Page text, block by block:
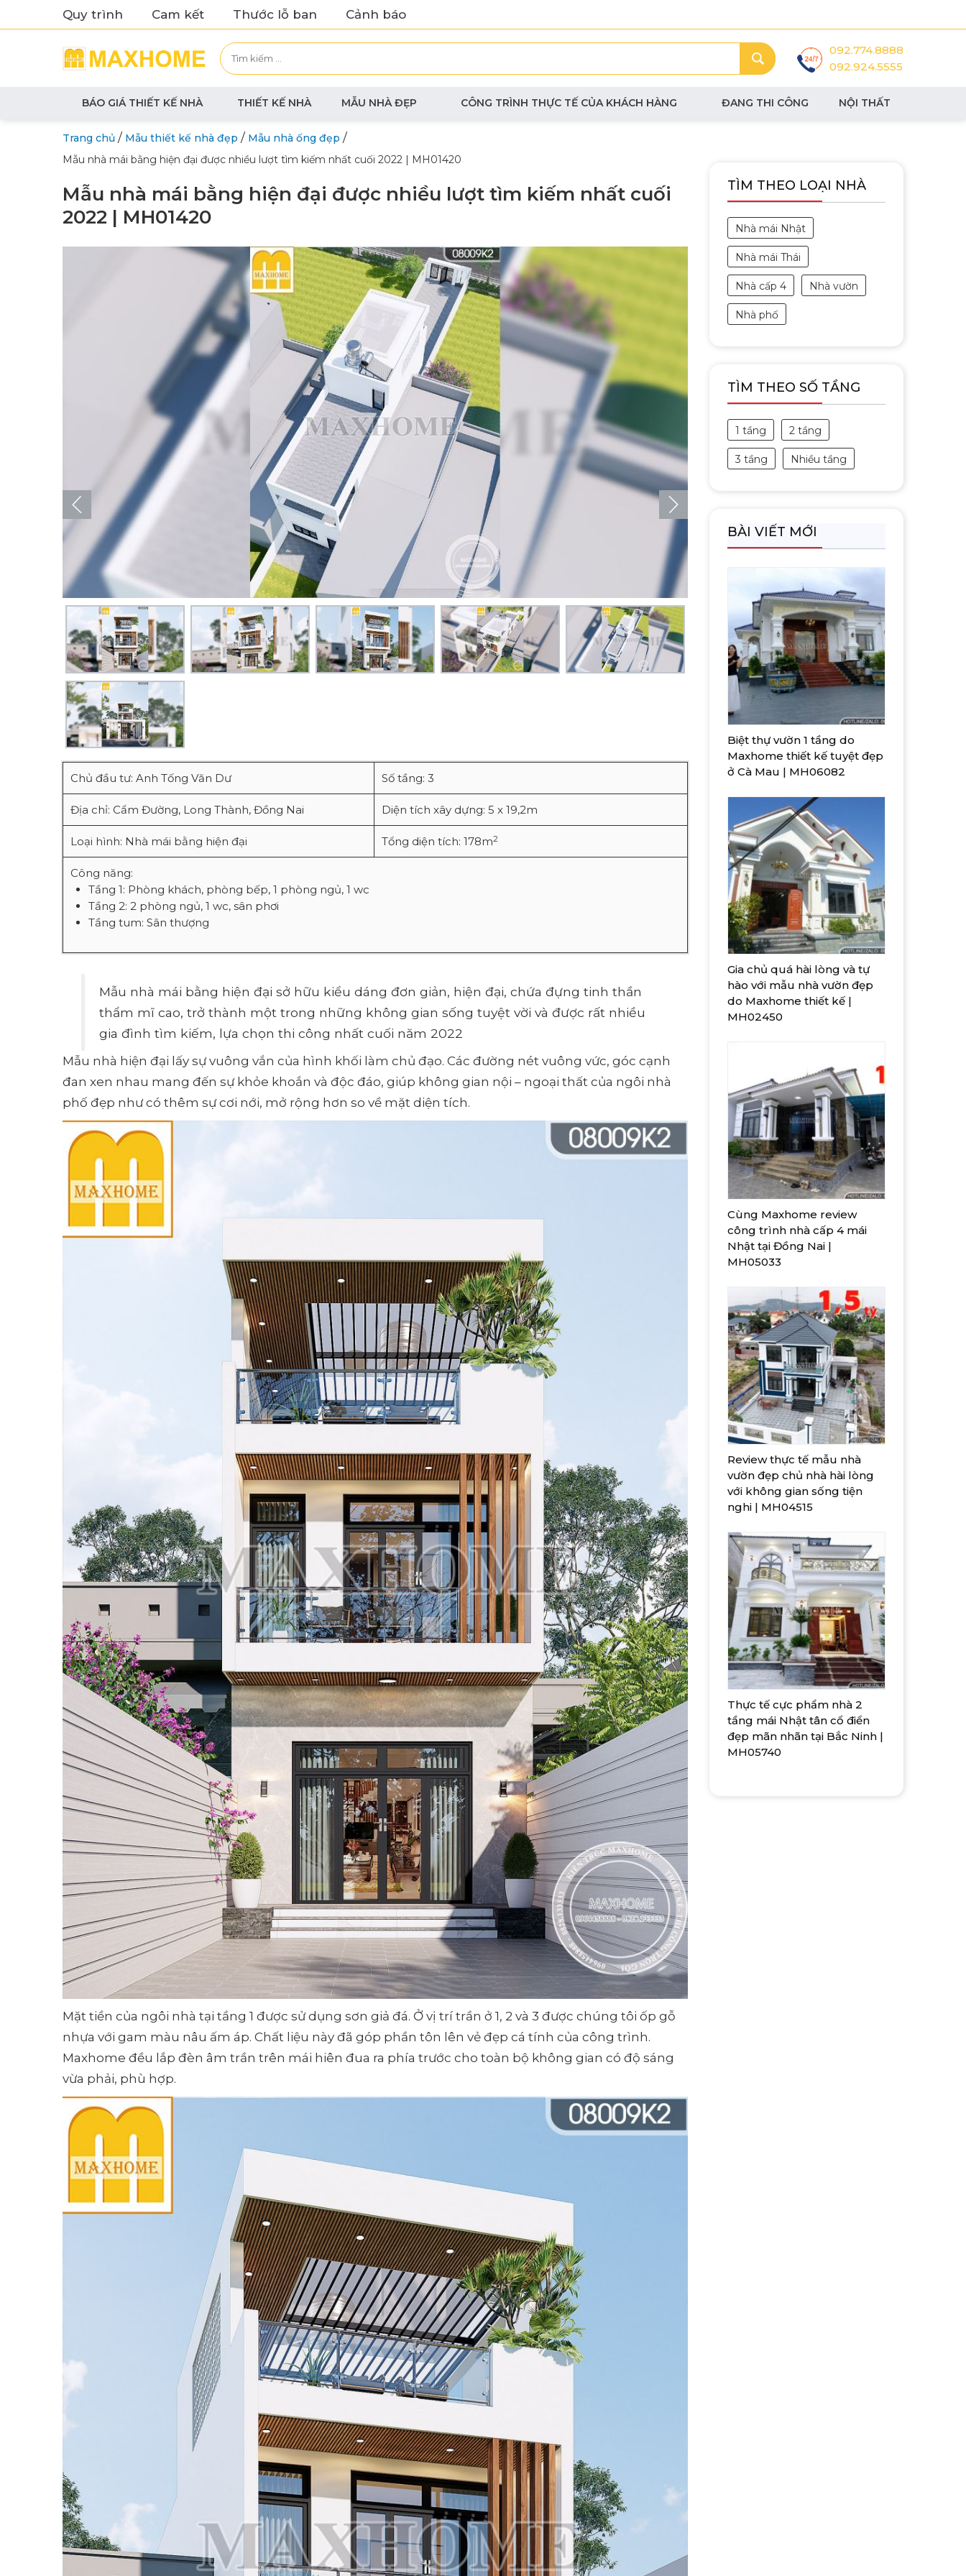
Quy trình Cam kết Thước lỗ ban Cảnh báo
092.774.8888
092.924.5555
BÁO GIÁ THIẾT KẾ NHÀ THIẾT KẾ NHÀ MẪU NHÀ ĐẸP CÔNG TRÌNH THỰC TẾ CỦA KHÁCH HÀNG ĐANG THI CÔNG NỘI THẤT
Trang chủ / Mẫu thiết kế nhà đẹp / Mẫu nhà ống đẹp /
Mẫu nhà mái bằng hiện đại được nhiều lượt tìm kiếm nhất cuối 2022 | MH01420
Mẫu nhà mái bằng hiện đại được nhiều lượt tìm kiếm nhất cuối
2022 | MH01420
Chủ đầu tư: Anh Tống Văn Dư Số tầng: 3
Địa chỉ: Cẩm Đường, Long Thành, Đồng Nai Diện tích xây dựng: 5 x 19,2m
Loại hình: Nhà mái bằng hiện đại Tổng diện tích: 178m2
Công năng:
Tầng 1: Phòng khách, phòng bếp, 1 phòng ngủ, 1 wc
Tầng 2: 2 phòng ngủ, 1 wc, sân phơi
Tầng tum: Sân thượng
Mẫu nhà mái bằng hiện đại sở hữu kiểu dáng đơn giản, hiện đại, chứa đựng tinh thần
thẩm mĩ cao, trở thành một trong những không gian sống tuyệt vời và được rất nhiều
gia đình tìm kiếm, lựa chọn thi công nhất cuối năm 2022
Mẫu nhà hiện đại lấy sự vuông vắn của hình khối làm chủ đạo. Các đường nét vuông vức, góc cạnh
đan xen nhau mang đến sự khỏe khoắn và độc đáo, giúp không gian nội – ngoại thất của ngôi nhà
phố đẹp như có thêm sự cơi nới, mở rộng hơn so về mặt diện tích.
Mặt tiền của ngôi nhà tại tầng 1 được sử dụng sơn giả đá. Ở vị trí trần ở 1, 2 và 3 được chúng tôi ốp gỗ
nhựa với gam màu nâu ấm áp. Chất liệu này đã góp phần tôn lên vẻ đẹp cá tính của công trình.
Maxhome đều lắp đèn âm trần trên mái hiên đua ra phía trước cho toàn bộ không gian có độ sáng
vừa phải, phù hợp.
TÌM THEO LOẠI NHÀ
Nhà mái Nhật
Nhà mái Thái
Nhà cấp 4 Nhà vườn
Nhà phố
TÌM THEO SỐ TẦNG
1 tầng 2 tầng
3 tầng Nhiều tầng
BÀI VIẾT MỚI
Biệt thự vườn 1 tầng do
Maxhome thiết kế tuyệt đẹp
ở Cà Mau | MH06082
Gia chủ quá hài lòng và tự
hào với mẫu nhà vườn đẹp
do Maxhome thiết kế |
MH02450
Cùng Maxhome review
công trình nhà cấp 4 mái
Nhật tại Đồng Nai |
MH05033
Review thực tế mẫu nhà
vườn đẹp chủ nhà hài lòng
với không gian sống tiện
nghi | MH04515
Thực tế cực phẩm nhà 2
tầng mái Nhật tân cổ điển
đẹp mãn nhãn tại Bắc Ninh |
MH05740